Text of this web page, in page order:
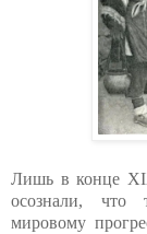
Лишь в конце
осознали, что
мировому